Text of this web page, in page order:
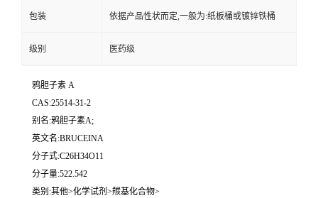
包装 依据产品性状而定,一般为:纸板桶或镀锌铁桶
级别 医药级
鸦胆子素 A
CAS:25514-31-2
别名:鸦胆子素A;
英文名:BRUCEINA
分子式:C26H34O11
分子量:522.542
类别:其他>化学试剂>羰基化合物>